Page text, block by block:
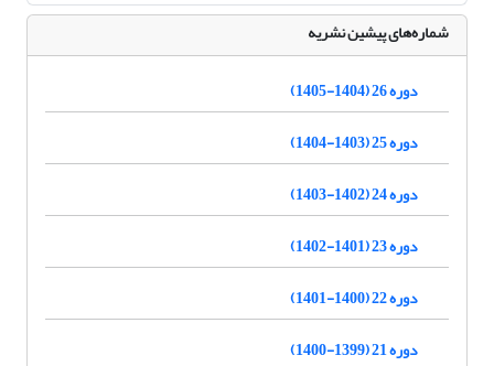
شماره‌های پیشین نشریه
دوره 26 (1404-1405)
دوره 25 (1403-1404)
دوره 24 (1402-1403)
دوره 23 (1401-1402)
دوره 22 (1400-1401)
دوره 21 (1399-1400)